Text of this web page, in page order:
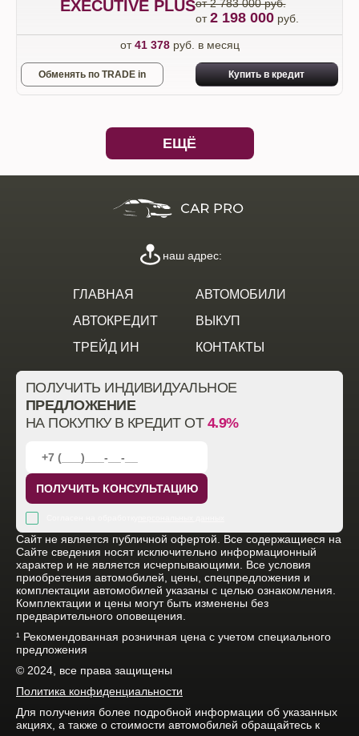
EXECUTIVE PLUSот 2 783 000 руб.
от2 198 000руб.
от41 378руб. в месяц
Обменять по TRADE in Купить в кредит
ЕЩЁ
ГЛАВНАЯ
АВТОМОБИЛИ
АВТОКРЕДИТ
ВЫКУП
ТРЕЙД ИН
КОНТАКТЫ
наш адрес:
ПОЛУЧИТЬ ИНДИВИДУАЛЬНОЕ
ПРЕДЛОЖЕНИЕ
НА ПОКУПКУ В КРЕДИТ ОТ 4.9%
ПОЛУЧИТЬ КОНСУЛЬТАЦИЮ
Cайт не является публичной офертой. Все содержащиеся на
Сайте сведения носят исключительно информационный
характер и не является исчерпывающими. Все условия
приобретения автомобилей, цены, спецпредложения и
комплектации автомобилей указаны с целью ознакомления.
Комплектации и цены могут быть изменены без
предварительного оповещения.
¹ Рекомендованная розничная цена с учетом специального
предложения
© 2024, все права защищены
Политика конфиденциальности
Для получения более подробной информации об указанных
акциях, а также о стоимости автомобилей обращайтесь к